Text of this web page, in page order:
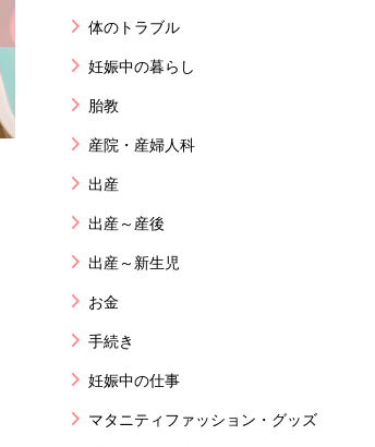
体のトラブル
妊娠中の暮らし
胎教
産院・産婦人科
出産
出産～産後
出産～新生児
お金
手続き
妊娠中の仕事
マタニティファッション・グッズ